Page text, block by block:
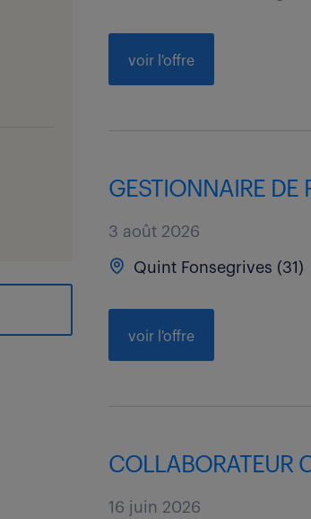
voir l'offre
GESTIONNAIRE DE
3 août 2026
Quint Fonsegrives (31)
voir l'offre
COLLABORATEUR
16 juin 2026